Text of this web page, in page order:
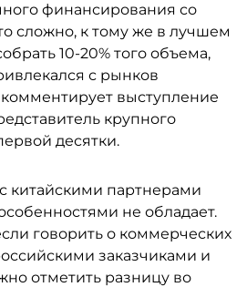
финансирования со
сложно, к тому же в лучшем
10-20% того объема,
с рынков
выступление
крупного
десятки.
китайскими партнерами
не обладает.
говорить о коммерческих
заказчиками и
отметить разницу во